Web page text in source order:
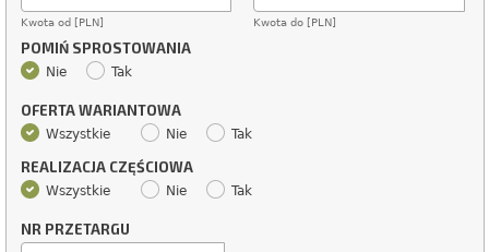
Kwota od [PLN] Kwota do [PLN]
POMIŃ SPROSTOWANIA
Nie Tak
OFERTA WARIANTOWA
Wszystkie Nie Tak
REALIZACJA CZĘŚCIOWA
Wszystkie Nie Tak
NR PRZETARGU